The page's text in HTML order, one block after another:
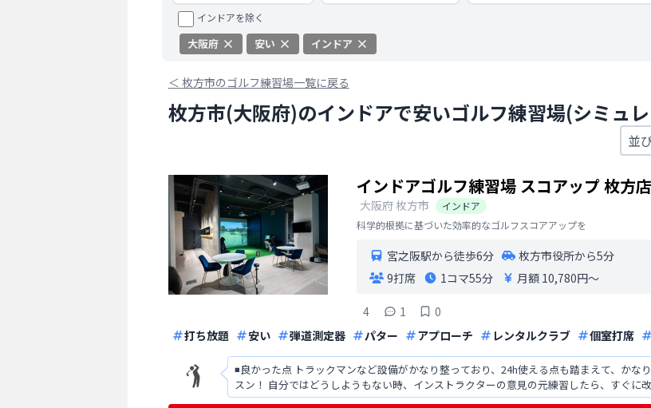
インドアを除く
大阪府 安い インドア
＜ 枚方市のゴルフ練習場一覧に戻る
枚方市(大阪府)のインドアで安いゴルフ練習場(シミュ
インドアゴルフ練習場 スコアップ 枚方店
大阪府枚方市
インドア
科学的根拠に基づいた効率的なゴルフスコアアップを
宮之阪駅から徒歩6分
枚方市役所から5分
9打席
1コマ55分 月額 10,780円〜
4 1
0
打ち放題
安い 弾道測定器 パター アプローチ レンタルクラブ 個室打席
◾️良かった点 トラックマンなど設備がかなり整っており、24h使える点も踏まえて、かなり良いです。 一番嬉しかったのが、
スン！ 自分ではどうしようもない時、インストラクターの意見の元練習したら、すぐに改善できた。 ◾️改善点 しかし、利
工マットの交換時期はいつな